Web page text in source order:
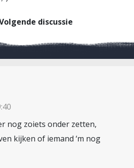
discussie
nog zoiets onder zetten,
kijken of iemand ‘m nog